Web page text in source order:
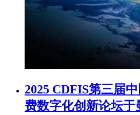
2025 CDFIS第三届
费数字化创新论坛于